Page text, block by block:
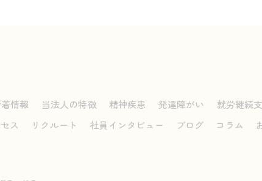
情報 当法人の特徴 精神疾患 発達障がい 就労継続
ス リクルート 社員インタビュー ブログ コラム